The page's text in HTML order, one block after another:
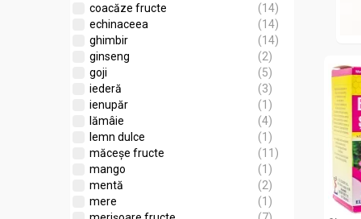
coacăze fructe
(14)
echinaceea
(14)
ghimbir
(14)
ginseng
(2)
goji
(5)
iederă
(3)
ienupăr
(1)
lămâie
(4)
lemn dulce
(1)
măceșe fructe
(11)
mango
(1)
mentă
(2)
mere
(1)